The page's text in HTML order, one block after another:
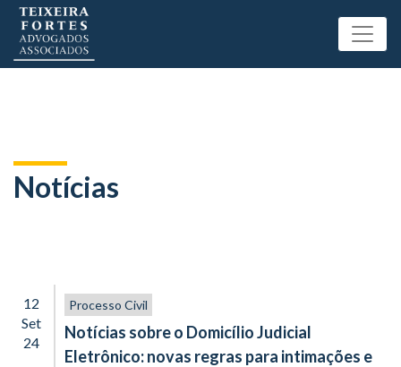
Notícias
12
Set
24
Processo Civil
Notícias sobre o Domicílio Judicial
Eletrônico: novas regras para intimações e